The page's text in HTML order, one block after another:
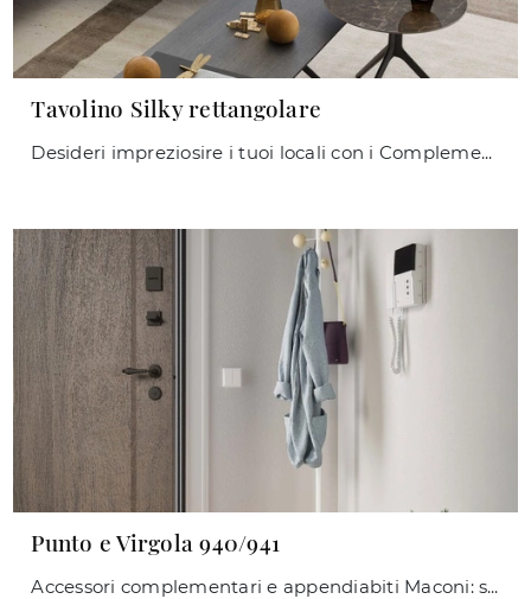
Tavolino Silky rettangolare
Desideri impreziosire i tuoi locali con i Complementi Le Comfort? Ti presentiamo vari modelli di tavolini in legno come Tavolino Silky rettangolare.
Punto e Virgola 940/941
Accessori complementari e appendiabiti Maconi: scopri come completare i tuoi locali moderni con il modello Punto e Virgola 940/941.